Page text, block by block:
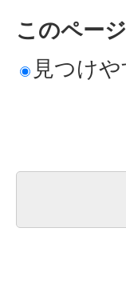
このペー
見つけ